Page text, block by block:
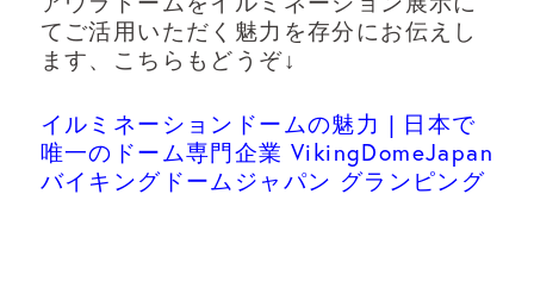
てご活用いただく魅力を存分にお伝えし
ます、こちらもどうぞ↓
イルミネーションドームの魅力 | 日本で
唯一のドーム専門企業 VikingDomeJapan
バイキングドームジャパン グランピング